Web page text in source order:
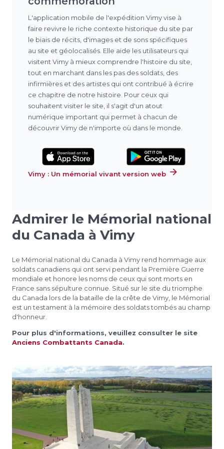
L'application mobile de l'expédition Vimy vise à
faire revivre le riche contexte historique du site par
le biais de récits, d'images et de sons spécifiques
au site et géolocalisés. Elle aide les utilisateurs qui
visitent Vimy à mieux comprendre l'histoire du site,
tout en marchant dans les pas des soldats, des
infirmières et des artistes qui ont contribué à écrire
ce chapitre de notre histoire. Pour ceux qui
souhaitent visiter le site, il s'agit d'un atout
numérique important qui permet à chacun de
découvrir Vimy de n'importe où dans le monde.
Vimy : Un mémorial vivant version web
Admirer le Mémorial national
du Canada à Vimy
Le Mémorial national du Canada à Vimy rend hommage aux
soldats canadiens qui ont servi pendant la Première Guerre
mondiale et honore les noms de ceux qui sont morts en
France sans sépulture connue. Situé sur le site du triomphe
du Canada lors de la bataille de la crête de Vimy, le Mémorial
est un testament à la mémoire des soldats tombés au champ
d'honneur.
Pour plus d'informations, veuillez consulter le site
Anciens Combattants Canada.